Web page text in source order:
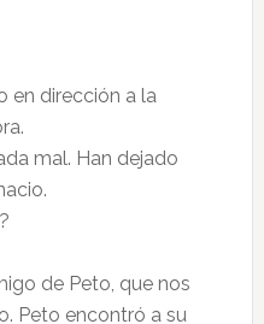
en dirección a la
mal. Han dejado
de Peto, que nos
Peto encontró a su